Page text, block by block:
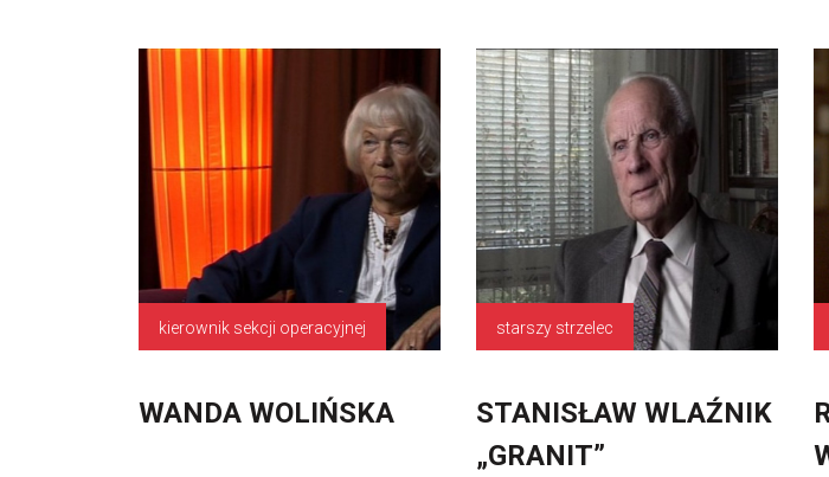
kierownik sekcji operacyjnej
WANDA WOLIŃSKA
starszy strzelec
STANISŁAW WLAŹNIK
„GRANIT”